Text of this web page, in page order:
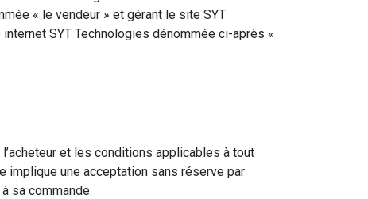
« le vendeur » et gérant le site SYT
SYT Technologies dénommée ci-après «
et les conditions applicables à tout
implique une acceptation sans réserve par
sa commande.